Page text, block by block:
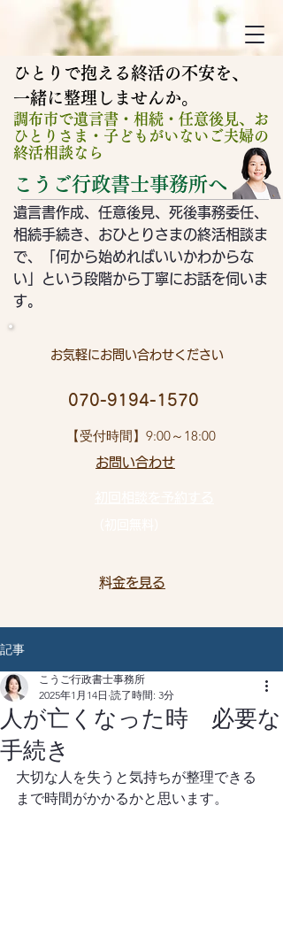
ひとりで抱える終活の不安を、
​一緒に整理しませんか。
調布市で遺言書・相続・任意後見、お
ひとりさま・子どもがいないご夫婦の
終活相談なら
こうご行政書士事務所へ
遺言書作成、任意後見、死後事務委任、
相続手続き、おひとりさまの終活相談ま
で、「何から始めればいいかわからな
い」という段階から​丁寧にお話を伺いま
す。
お気軽にお問い合わせください
​ 070-9194-1570
​【受付時間】9:00～18:00
お問い合わせ​
​料金を見る
記事
人が亡くなった時 必要な
手続き
こうご行政書士事務所
2025年1月14日 読了時間: 3分
大切な人を失うと気持ちが整理できる
まで時間がかかるかと思います。